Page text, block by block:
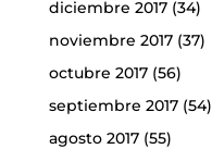
diciembre 2017(34)
noviembre 2017(37)
octubre 2017(56)
septiembre 2017(54)
agosto 2017(55)